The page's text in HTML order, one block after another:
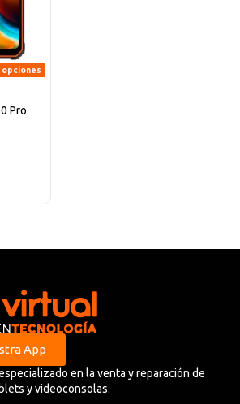
Pro
App
en la venta y reparación de
y videoconsolas.